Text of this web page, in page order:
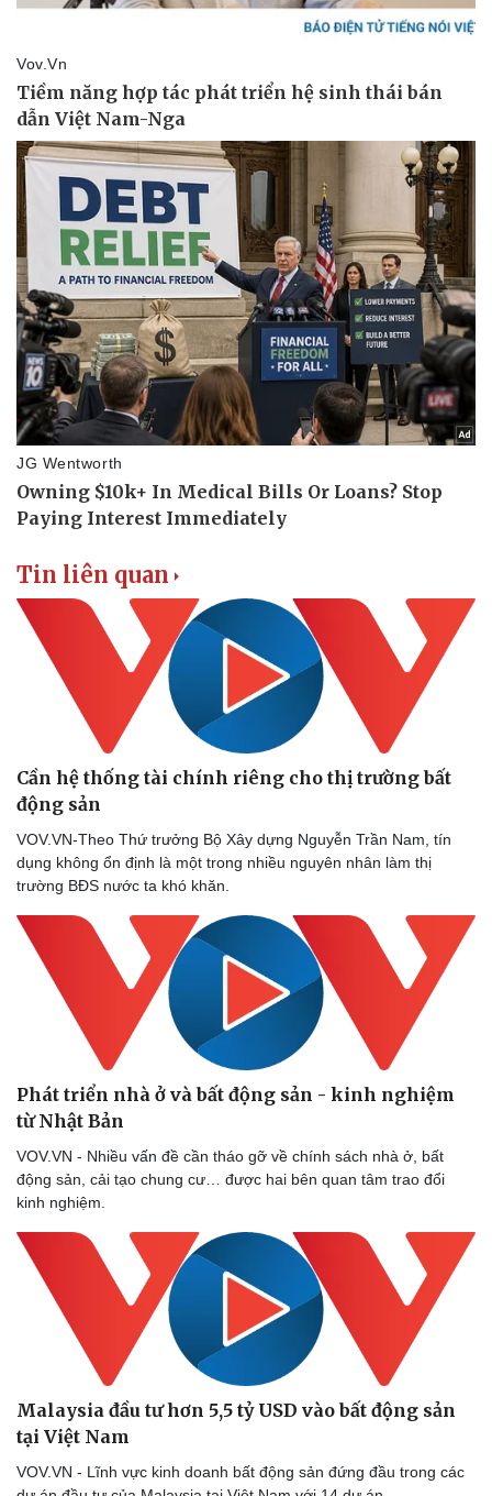
Bóng đá
Lịch thi đấu bóng đá
Thế giới thể thao
Hậu trường
Ô tô - Xe máy
Xe máy
Tin liên quan
Cần hệ thống tài chính riêng cho thị trường bất
động sản
VOV.VN-Theo Thứ trưởng Bộ Xây dựng Nguyễn Trần Nam, tín
dụng không ổn định là một trong nhiều nguyên nhân làm thị
trường BĐS nước ta khó khăn.
Phát triển nhà ở và bất động sản - kinh nghiệm
từ Nhật Bản
VOV.VN - Nhiều vấn đề cần tháo gỡ về chính sách nhà ở, bất
động sản, cải tạo chung cư… được hai bên quan tâm trao đổi
kinh nghiệm.
Malaysia đầu tư hơn 5,5 tỷ USD vào bất động sản
tại Việt Nam
VOV.VN - Lĩnh vực kinh doanh bất động sản đứng đầu trong các